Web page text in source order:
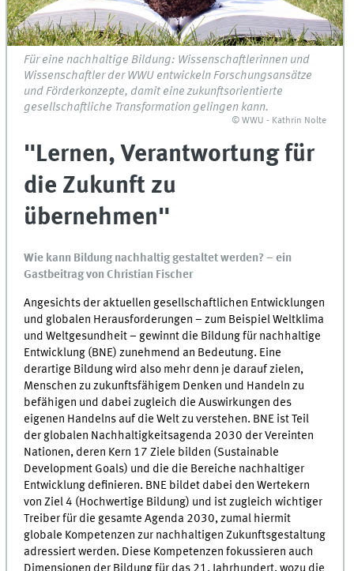
Für eine nachhaltige Bildung: Wissenschaftlerinnen und
Wissenschaftler der WWU entwickeln Forschungsansätze
und Förderkonzepte, damit eine zukunftsorientierte
gesellschaftliche Transformation gelingen kann.
© WWU - Kathrin Nolte
"Lernen, Verantwortung für
die Zukunft zu
übernehmen"
Wie kann Bildung nachhaltig gestaltet werden? – ein
Gastbeitrag von Christian Fischer
Angesichts der aktuellen gesellschaftlichen Entwicklungen
und globalen Herausforderungen – zum Beispiel Weltklima
und Weltgesundheit – gewinnt die Bildung für nachhaltige
Entwicklung (BNE) zunehmend an Bedeutung. Eine
derartige Bildung wird also mehr denn je darauf zielen,
Menschen zu zukunftsfähigem Denken und Handeln zu
befähigen und dabei zugleich die Auswirkungen des
eigenen Handelns auf die Welt zu verstehen. BNE ist Teil
der globalen Nachhaltigkeitsagenda 2030 der Vereinten
Nationen, deren Kern 17 Ziele bilden (Sustainable
Development Goals) und die die Bereiche nachhaltiger
Entwicklung definieren. BNE bildet dabei den Wertekern
von Ziel 4 (Hochwertige Bildung) und ist zugleich wichtiger
Treiber für die gesamte Agenda 2030, zumal hiermit
globale Kompetenzen zur nachhaltigen Zukunftsgestaltung
adressiert werden. Diese Kompetenzen fokussieren auch